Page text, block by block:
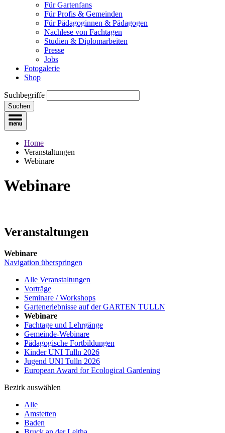
Für Gartenfans
Für Profis & Gemeinden
Für Pädagoginnen & Pädagogen
Nachlese von Fachtagen
Studien & Diplomarbeiten
Presse
Jobs
Fotogalerie
Shop
Suchbegriffe
Suchen
Home
Veranstaltungen
Webinare
Webinare
Veranstaltungen
Webinare
Navigation überspringen
Alle Veranstaltungen
Vorträge
Seminare / Workshops
Gartenerlebnisse auf der GARTEN TULLN
Webinare
Fachtage und Lehrgänge
Gemeinde-Webinare
Pädagogische Fortbildungen
Kinder UNI Tulln 2026
Jugend UNI Tulln 2026
European Award for Ecological Gardening
Bezirk auswählen
Alle
Amstetten
Baden